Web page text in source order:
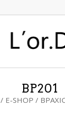
BP201
/ E-SHOP /